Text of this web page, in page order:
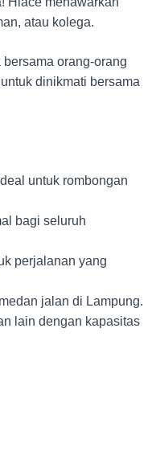
atau kolega.
orang-orang
dinikmati bersama
untuk rombongan
bagi seluruh
perjalanan yang
jalan di Lampung.
lain dengan kapasitas